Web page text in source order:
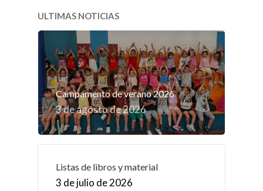
ULTIMAS NOTICIAS
Campamento de verano 2026
3 de agosto de 2026
Listas de libros y material
3 de julio de 2026